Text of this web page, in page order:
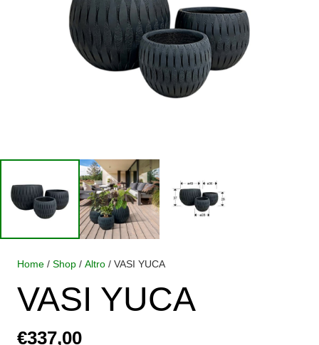
Home / Shop / Altro / VASI YUCA
VASI YUCA
€337,00